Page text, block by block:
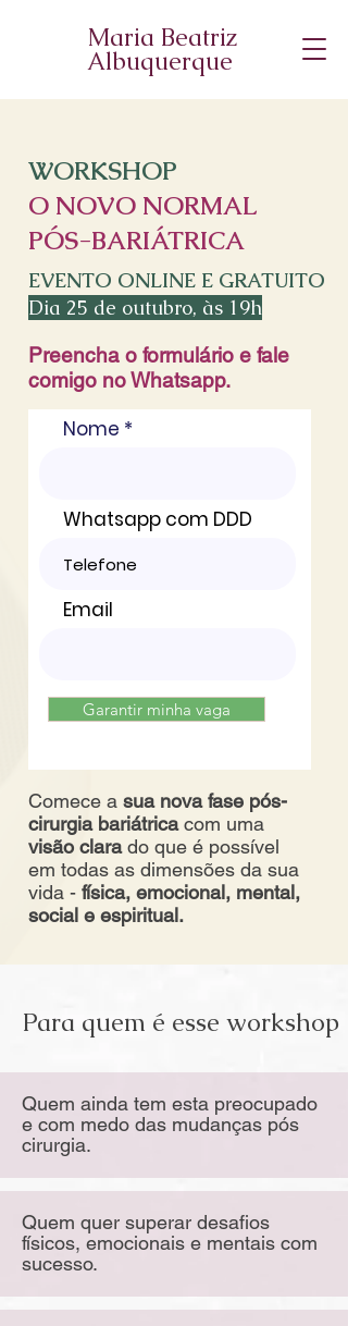
Maria Beatriz
Albuquerque
WORKSHOP
O NOVO NORMAL
PÓS-BARIÁTRICA
EVENTO ONLINE E GRATUITO
Dia 25 de outubro, às 19h
Preencha o formulário e fale
comigo no Whatsapp.
Nome
Whatsapp com DDD
Email
Garantir minha vaga
Comece a sua nova fase pós-
cirurgia bariátricacom uma
visão clarado que é possível
em todas as dimensões da sua
vida - física, emocional, mental,
social e espiritual.
Para quem é esse workshop
Quem ainda tem esta preocupado
e com medo das mudanças pós
cirurgia.
Quem quer superar desafios
físicos, emocionais e mentais com
sucesso.